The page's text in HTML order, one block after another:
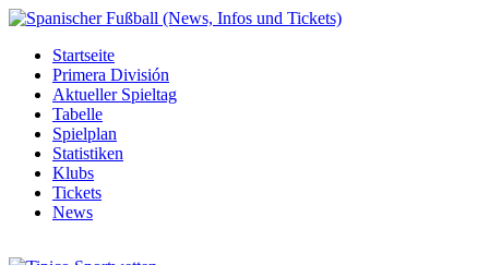
Startseite
Primera División
Aktueller Spieltag
Tabelle
Spielplan
Statistiken
Klubs
Tickets
News